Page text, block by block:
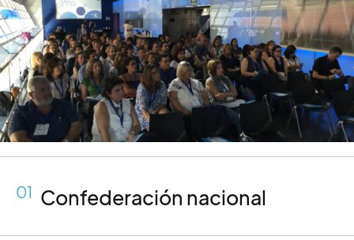
01 Confederación nacional